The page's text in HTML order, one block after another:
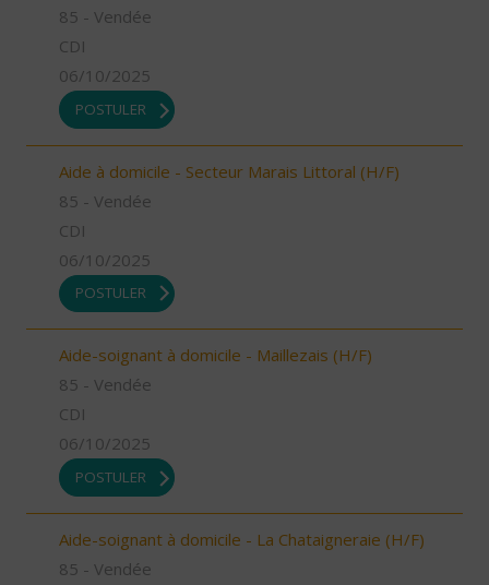
85 - Vendée
CDI
06/10/2025
POSTULER
Aide à domicile - Secteur Marais Littoral (H/F)
85 - Vendée
CDI
06/10/2025
POSTULER
Aide-soignant à domicile - Maillezais (H/F)
85 - Vendée
CDI
06/10/2025
POSTULER
Aide-soignant à domicile - La Chataigneraie (H/F)
85 - Vendée